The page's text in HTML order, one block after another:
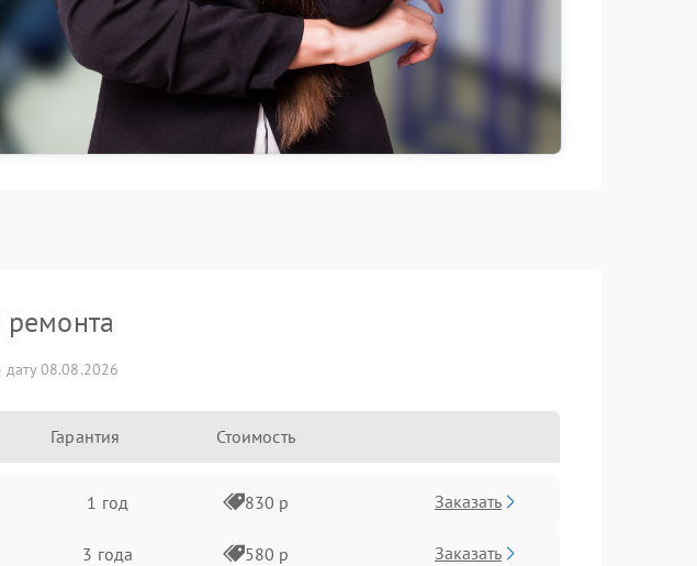
08.08.2026
Гарантия Стоимость
1 год 830 р Заказать
3 года 580 р Заказать